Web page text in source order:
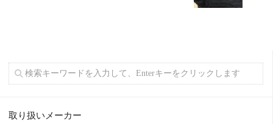
取り扱いメーカー